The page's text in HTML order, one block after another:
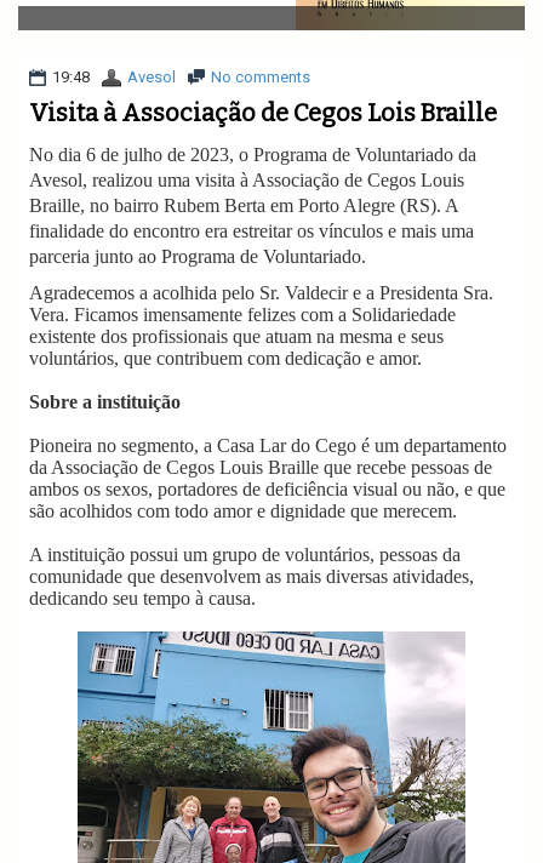
v
i
a
t
i
n
19:48 Avesol No comments
Visita à Associação de Cegos Lois Braille
No dia 6 de julho de 2023, o Programa de Voluntariado da
Avesol, realizou uma visita à Associação de Cegos Louis
Braille, no bairro Rubem Berta em Porto Alegre (RS). A
finalidade do encontro era estreitar os vínculos e mais uma
parceria junto ao Programa de Voluntariado.
Agradecemos a acolhida pelo Sr. Valdecir e a Presidenta Sra.
Vera. Ficamos imensamente felizes com a Solidariedade
existente dos profissionais que atuam na mesma e seus
voluntários, que contribuem com dedicação e amor.
Sobre a instituição
Pioneira no segmento, a Casa Lar do Cego é um departamento
da Associação de Cegos Louis Braille que recebe pessoas de
ambos os sexos, portadores de deficiência visual ou não, e que
são acolhidos com todo amor e dignidade que merecem.
A instituição possui um grupo de voluntários, pessoas da
comunidade que desenvolvem as mais diversas atividades,
dedicando seu tempo à causa.